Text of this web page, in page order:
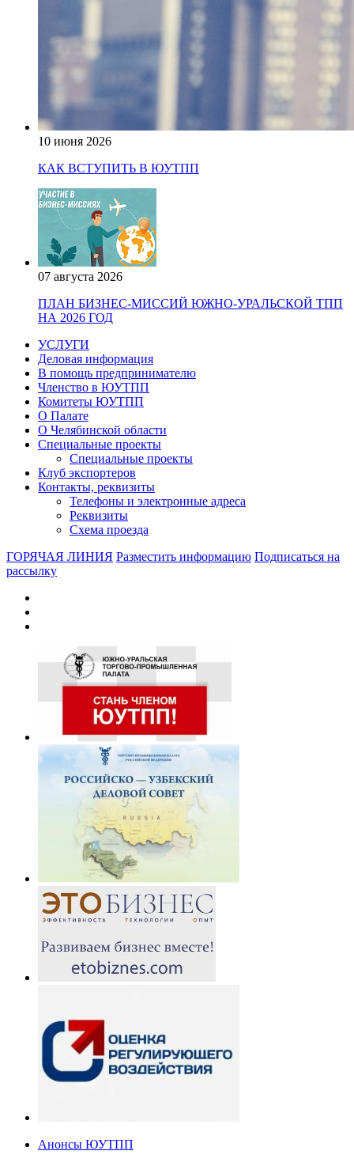
10 июня 2026
КАК ВСТУПИТЬ В ЮУТПП
07 августа 2026
ПЛАН БИЗНЕС-МИССИЙ ЮЖНО-УРАЛЬСКОЙ ТПП
НА 2026 ГОД
УСЛУГИ
Деловая информация
В помощь предпринимателю
Членство в ЮУТПП
Комитеты ЮУТПП
О Палате
О Челябинской области
Специальные проекты
Специальные проекты
Клуб экспортеров
Контакты, реквизиты
Телефоны и электронные адреса
Реквизиты
Схема проезда
ГОРЯЧАЯ ЛИНИЯ Разместить информацию Подписаться на
рассылку
Анонсы ЮУТПП